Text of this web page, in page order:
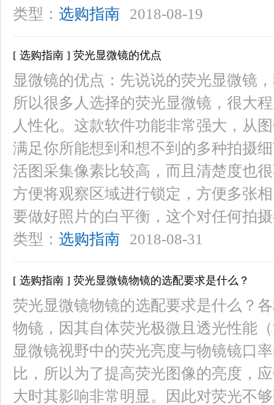
类型： 选购指南 2018-08-19
[ 选购指南 ] 荧光显微镜的优点
显微镜的优点：先说说的荧光显微镜
所以很多人选择的荧光显微镜，很大
人性化。这款软件功能非常强大，从
满足你所能想到和想不到的多种拍摄
活图采集像素比较高，而且清楚度也
方便将观察区域进行锁定，方便多张
要做好照片的白平衡，这个对任何拍
类型： 选购指南 2018-08-31
[ 选购指南 ] 荧光显微镜物镜的选配要求是什么？
荧光显微镜物镜的选配要求是什么？
物镜，因其自体荧光极微且透光性能
显微镜视野中的荧光亮度与物镜镜口
比，所以为了提高荧光图像的亮度，
大时其影响非常明显。因此对荧光不